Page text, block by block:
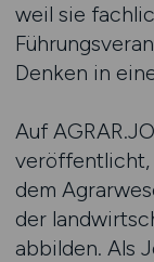
weil sie
Denken in
Auf
veröffentlicht,
dem
der
abbilden. Als